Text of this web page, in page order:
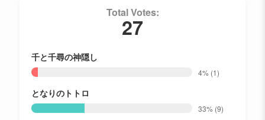
Total Votes:
27
千と千尋の神隠し
4% (1)
となりのトトロ
33% (9)